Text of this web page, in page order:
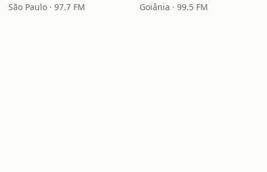
São Paulo · 97.7 FM Goiânia · 99.5 FM